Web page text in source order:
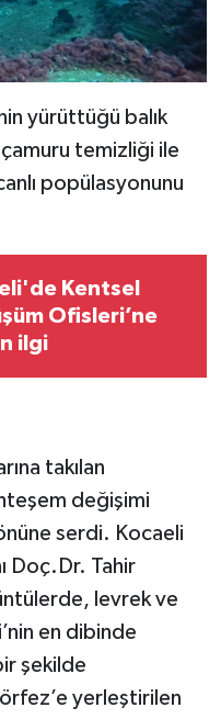
yürüttüğü balık
temizliği ile
popülasyonunu
Kentsel
Ofisleri’ne
ilgi
takılan
değişimi
serdi. Kocaeli
Doç.Dr. Tahir
levrek ve
en dibinde
şekilde
yerleştirilen